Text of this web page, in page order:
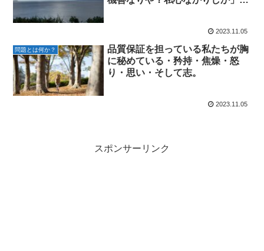
2023.11.05
問題とは何か？
品質保証を担っている私たちが胸
に秘めている・矜持・焦燥・怒
り・思い・そして志。
2023.11.05
スポンサーリンク